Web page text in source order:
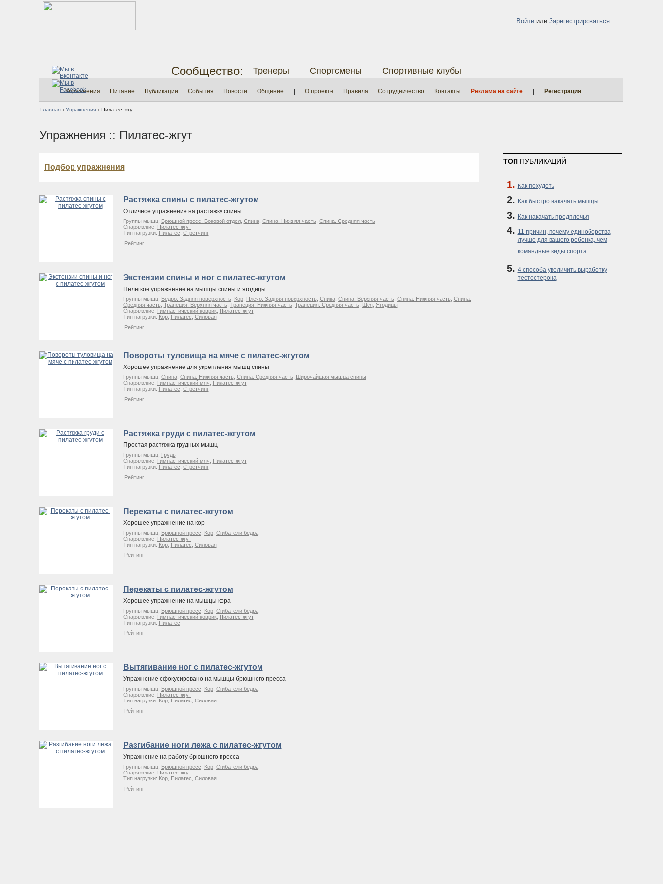
Войти или Зарегистрироваться
Сообщество: Тренеры Спортсмены Спортивные клубы
Упражнения Питание Публикации События Новости Общение О проекте Правила Сотрудничество Контакты Реклама на сайте Регистрация
Главная › Упражнения › Пилатес-жгут
Упражнения :: Пилатес-жгут
Подбор упражнения
Растяжка спины с пилатес-жгутом
Отличное упражнение на растяжку спины
Группы мышц: Брюшной пресс. Боковой отдел, Спина, Спина. Нижняя часть Спина. Средняя часть
Снаряжение: Пилатес-жгут
Тип нагрузки: Пилатес Стретчинг
Рейтинг
Экстензии спины и ног с пилатес-жгутом
Нелегкое упражнение на мышцы спины и ягодицы
Группы мышц: Бедро. Задняя поверхность Кор, Плечо. Задняя поверхность Спина, Спина. Верхняя часть Спина. Нижняя часть Спина.
Средняя часть Трапеция. Верхняя часть Трапеция. Нижняя часть Трапеция. Средняя часть Шея
Ягодицы
Снаряжение: Гимнастический коврик, Пилатес-жгут
Тип нагрузки: Кор, Пилатес Силовая
Рейтинг
Повороты туловища на мяче с пилатес-жгутом
Хорошее упражнение для укрепления мышц спины
Группы мышц: Спина, Спина. Нижняя часть Спина. Средняя часть
Широчайшая мышца спины
Снаряжение: Гимнастический мяч
Пилатес-жгут
Тип нагрузки: Пилатес Стретчинг
Рейтинг
Растяжка груди с пилатес-жгутом
Простая растяжка грудных мышц
Группы мышц: Грудь
Снаряжение: Гимнастический мяч
Пилатес-жгут
Тип нагрузки: Пилатес Стретчинг
Рейтинг
Перекаты с пилатес-жгутом
Хорошее упражнение на кор
Группы мышц: Брюшной пресс Кор, Сгибатели бедра
Снаряжение: Пилатес-жгут
Тип нагрузки: Кор, Пилатес Силовая
Рейтинг
Перекаты с пилатес-жгутом
Хорошее упражнение на мышцы кора
Группы мышц: Брюшной пресс Кор, Сгибатели бедра
Снаряжение: Гимнастический коврик, Пилатес-жгут
Тип нагрузки: Пилатес
Рейтинг
Вытягивание ног с пилатес-жгутом
Упражнение сфокусировано на мышцы брюшного пресса
Группы мышц: Брюшной пресс Кор, Сгибатели бедра
Снаряжение: Пилатес-жгут
Тип нагрузки: Кор, Пилатес Силовая
Рейтинг
Разгибание ноги лежа с пилатес-жгутом
Упражнение на работу брюшного пресса
Группы мышц: Брюшной пресс Кор, Сгибатели бедра
Снаряжение: Пилатес-жгут
Тип нагрузки: Кор, Пилатес Силовая
Рейтинг
ТОППУБЛИКАЦИЙ
Как похудеть
Как быстро накачать мышцы
Как накачать предплечья
11 причин, почему единоборства
лучше для вашего ребенка, чем
командные виды спорта
4 способа увеличить выработку
тестостерона